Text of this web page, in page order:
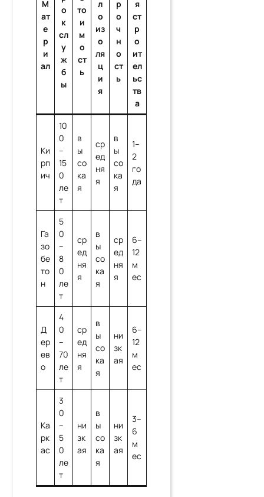
М
ат
е
р
и
ал
о
к
сл
у
ж
б
ы
то
и
м
о
ст
ь
л
о
из
о
ля
ц
и
я
р
о
ч
н
о
ст
ь
я
ст
р
о
ит
ел
ьс
тв
а
Ки
рп
ич
10
0
–
15
0
ле
т
в
ы
со
ка
я
ср
ед
ня
я
в
ы
со
ка
я
1–
2
го
да
Га
зо
бе
то
н
5
0
–
8
0
ле
т
ср
ед
ня
я
в
ы
со
ка
я
ср
ед
ня
я
6–
12
м
ес
Д
ер
ев
о
4
0
–
70
ле
т
ср
ед
ня
я
в
ы
со
ка
я
ни
зк
ая
6–
12
м
ес
Ка
рк
ас
3
0
–
5
0
ле
т
ни
зк
ая
в
ы
со
ка
я
ни
зк
ая
3–
6
м
ес